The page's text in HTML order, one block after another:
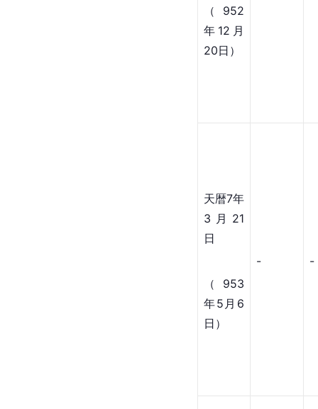
（952
年12月
20日）
天暦7年
3月21
日
（953
年5月6
日）
- -